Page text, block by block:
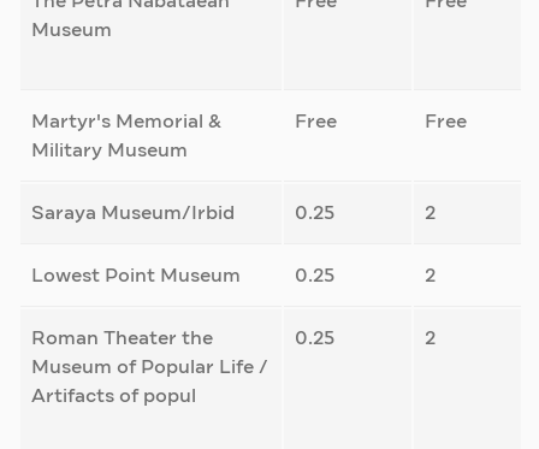
Museum
Martyr's Memorial &
Military Museum
Free Free
Saraya Museum/Irbid 0.25 2
Lowest Point Museum 0.25 2
Roman Theater the
Museum of Popular Life /
Artifacts of popul
0.25 2